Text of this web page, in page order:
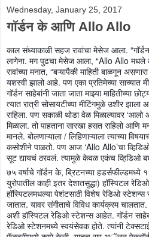
Wednesday, January 25, 2017
गॉर्डन के आणि Allo Allo
काल संध्याकाळी सहज रावांचा मेसेज आला.
लागेना. मग पुढचा मेसेज आला, “Allo Allo मधले
रावांच्या मनात, “बऱ्यापैकी माहिती बाळगून
यशस्वी झालो आहे. पण एका प्रतिमेच्या साच्यात
गॉर्डन साहेबांनी जाता जाता माझ्या माहितीच्या
त्यात रात्री सोसायटीच्या मीटिंगमुळे उशीर झाला
राहिला. पण सकाळी थोडा वेळ मिळाल्यावर
मिळाला. तो पाहताना सारखा हसत राहिलो आणि
मानले. बोलणाऱ्याला / लिहिणाऱ्याला त्याच्या
कसोशीने पाळतो. पण आज ‘Allo Allo’चा
सूट द्यायचं ठरवलं. त्यामुळे केवळ एकंच व्हिडिओ
७५ वर्षाचे गॉर्डन के, ब्रिटनच्या
युरोपातील काही इतर देशातसुद्धा) हॉस्पिटल
हॉस्पिटलमधल्या पेशंटसाठी विशेष रेडिओ स्टेशन्स
जातात. यावर संगीताचे विविध कार्यक्रम
अशी हॉस्पिटल रेडिओ स्टेशन्स आहेत. गॉर्डन
रेडिओ स्टेशनमध्ये स्वयंसेवक होते. त्यांनी